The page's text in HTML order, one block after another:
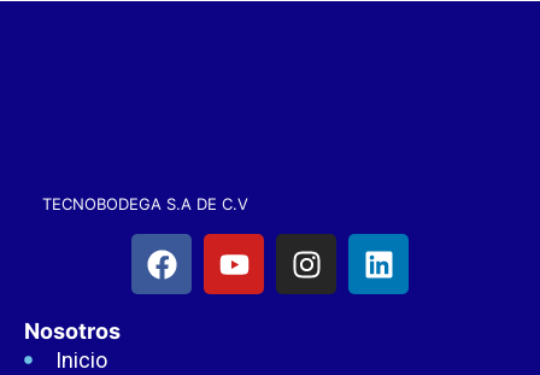
TECNOBODEGA S.A DE C.V
Nosotros
Inicio